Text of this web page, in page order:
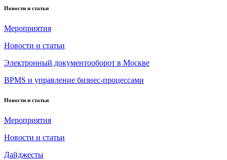
Новости и статьи
Мероприятия
Новости и статьи
Электронный документооборот в Москве
BPMS и управление бизнес-процессами
Новости и статьи
Мероприятия
Новости и статьи
Дайджесты